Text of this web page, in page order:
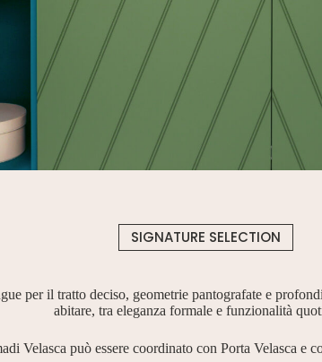
SIGNATURE SELECTION
per il tratto deciso, geometrie pantografate e
abitare, tra eleganza formale e funzionalità
Velasca può essere coordinato conPorta Velasca e